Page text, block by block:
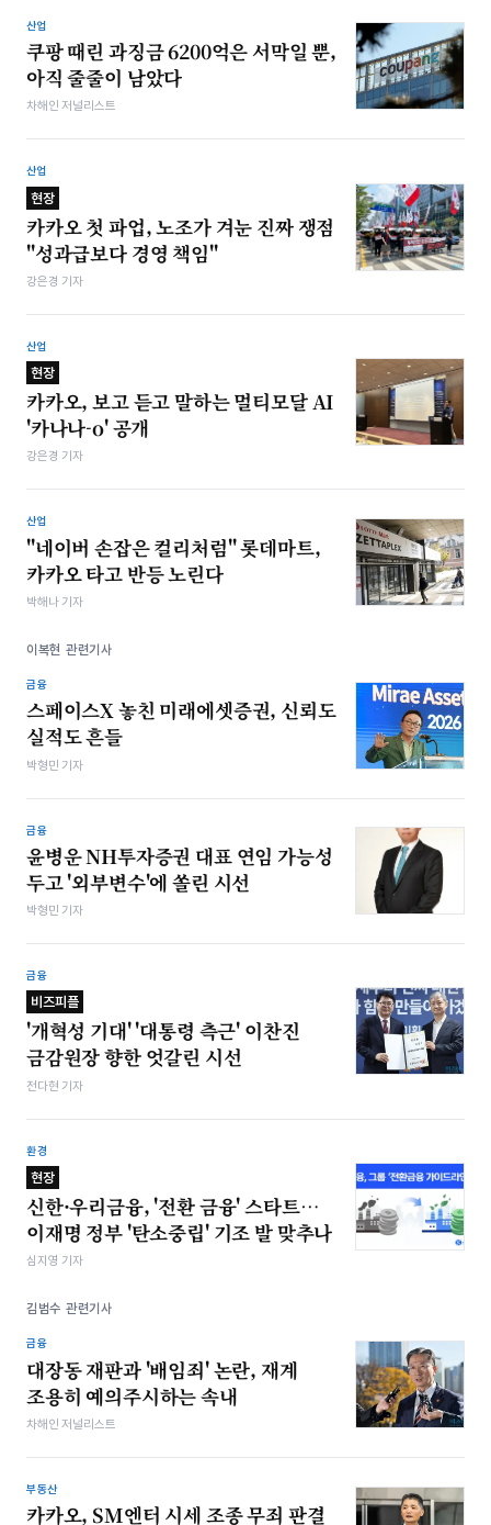
산업
쿠팡 때린 과징금 6200억은 서막일 뿐,
아직 줄줄이 남았다
차해인 저널리스트
산업
현장
카카오 첫 파업, 노조가 겨눈 진짜 쟁점
"성과급보다 경영 책임"
강은경 기자
산업
현장
카카오, 보고 듣고 말하는 멀티모달 AI
'카나나-o' 공개
강은경 기자
산업
"네이버 손잡은 컬리처럼" 롯데마트,
카카오 타고 반등 노린다
박해나 기자
이복현 관련기사
금융
스페이스X 놓친 미래에셋증권, 신뢰도
실적도 흔들
박형민 기자
금융
윤병운 NH투자증권 대표 연임 가능성
두고 '외부변수'에 쏠린 시선
박형민 기자
금융
비즈피플
'개혁성 기대' '대통령 측근' 이찬진
금감원장 향한 엇갈린 시선
전다현 기자
환경
현장
신한·우리금융, '전환 금융' 스타트…
이재명 정부 '탄소중립' 기조 발 맞추나
심지영 기자
김범수 관련기사
금융
대장동 재판과 '배임죄' 논란, 재계
조용히 예의주시하는 속내
차해인 저널리스트
부동산
카카오, SM엔터 시세 조종 무죄 판결